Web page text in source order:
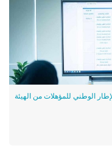
الوطني للمؤهلات من الهيئة